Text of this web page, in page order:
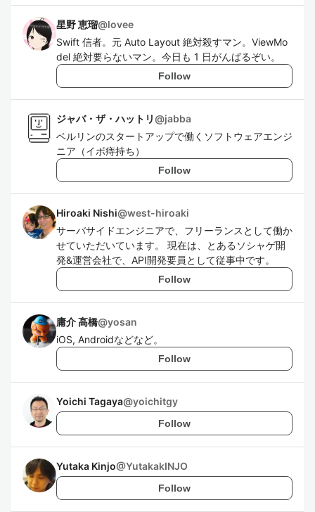
星野 恵瑠@lovee
Swift 信者。元 Auto Layout 絶対殺すマン。ViewMo
del 絶対要らないマン。今日も 1 日がんばるぞい。
Follow
ジャバ・ザ・ハットリ@jabba
ベルリンのスタートアップで働くソフトウェアエンジ
ニア（イボ痔持ち）
Follow
Hiroaki Nishi@west-hiroaki
サーバサイドエンジニアで、フリーランスとして働か
せていただいています。 現在は、とあるソシャゲ開
発&運営会社で、API開発要員として従事中です。
Follow
庸介 高橋@yosan
iOS, Androidなどなど。
Follow
Yoichi Tagaya@yoichitgy
Follow
Yutaka Kinjo@YutakakINJO
Follow